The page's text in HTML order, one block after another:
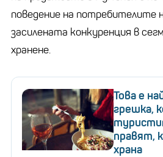
поведение на потребителите
засилената конкуренция в
хранене.
Това е
грешка,
правят,
храна